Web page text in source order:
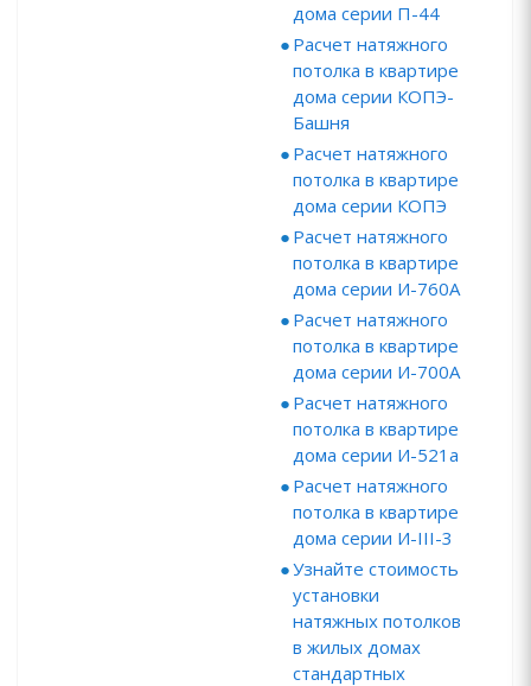
дома серии П-44
Расчет натяжного
потолка в квартире
дома серии КОПЭ-
Башня
Расчет натяжного
потолка в квартире
дома серии КОПЭ
Расчет натяжного
потолка в квартире
дома серии И-760А
Расчет натяжного
потолка в квартире
дома серии И-700А
Расчет натяжного
потолка в квартире
дома серии И-521а
Расчет натяжного
потолка в квартире
дома серии И-III-3
Узнайте стоимость
установки
натяжных потолков
в жилых домах
стандартных